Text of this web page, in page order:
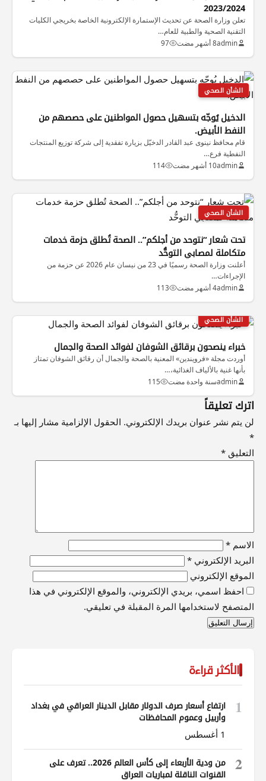
2023/2024
تعلن وزارة الصحة عن تحديث الإستمارة الإلكترونية الخاصة بخريجي الكليات
التقنية الصحية والطبية للعام…
admin8 أشهر مضت 97
الشأن الصحي
الدخيل يُوجّه بتسهيل حصول المواطنين على حصصهم من
النفط الأبيض.
قام محافظ نينوى عبد القادر الدخيّل بزيارة تفقدية إلى شركة توزيع المنتجات
النفطية فرع…
admin10 أشهر مضت 114
الشأن الصحي
تحت شعار “نتوحد من أجلكم”.. الصحة تُطلق حزمة خدمات
متكاملة لمصابي التوحُّد
أعلنت وزارة الصحة رسميًا في 23 من نيسان عام 2026 عن حزمة من
الإجراءات…
admin4 أشهر مضت 113
الشأن الصحي
خبراء ينصحون برقائق الشوفان لفوائد الصحة والجمال
أوردت مجلة «فرويندين» المعنية بالصحة والجمال أن رقائق الشوفان تمتاز
بأنها غنية بالألياف الغذائية،…
adminسنة واحدة مضت 115
اترك تعليقاً
لن يتم نشر عنوان بريدك الإلكتروني. الحقول الإلزامية مشار إليها بـ
*
التعليق *
الاسم *
البريد الإلكتروني *
الموقع الإلكتروني
احفظ اسمي، بريدي الإلكتروني، والموقع الإلكتروني في هذا
المتصفح لاستخدامها المرة المقبلة في تعليقي.
الأكثر قراءة
1
ارتفاع أسعار صرف الدولار مقابل الدينار العراقي في بغداد
وأربيل وعموم المحافظات
1 أغسطس
2
من ودية الأربعاء إلى كأس العالم 2026.. تعرف على
القنوات الناقلة لمباريات العراق